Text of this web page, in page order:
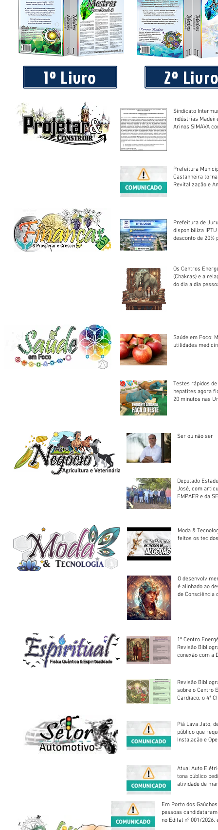
Existem 36 Leis Universais da Consciência, destas 12
da Frequência
1º Livro 2º
Sindicato
Indústrias
Arinos SIMAVA convoca à
Prefeitura
Castanheira
Revitalização e
Prefeitura de
disponibiliza
desconto de 20%
Os Centros
(Chakras) e a
do dia a dia
Saúde em Foco:
utilidades
Testes rápidos
hepatites agora
20 minutos nas
Ser ou não ser
Deputado
José, com
EMPAER e da
Moda &
feitos os
O
é alinhado ao
de Consciência
1º Centro
Revisão
conexão com a
Revisão
sobre o Centro
Cardíaco, o 4ª
Piá Lava Jato,
público que
Instalação e
Atual Auto
tona público
atividade de
Em Porto dos
pessoas
no Edital nº 001/2026,